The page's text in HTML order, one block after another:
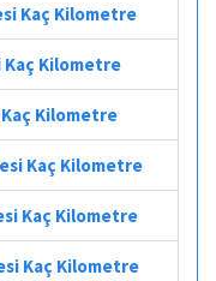
Kaç Kilometre
Kaç Kilometre
Kaç Kilometre
Kaç Kilometre
Kaç Kilometre
Kaç Kilometre